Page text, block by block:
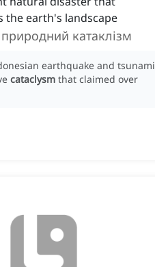
the earth's landscape
природний катаклізм
earthquake and tsunami
cataclysm that claimed over